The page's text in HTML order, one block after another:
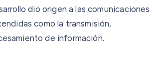
dio origen a las comunicaciones
como la transmisión,
de información.